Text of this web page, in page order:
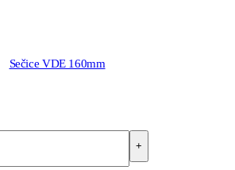
Sečice VDE 160mm
+